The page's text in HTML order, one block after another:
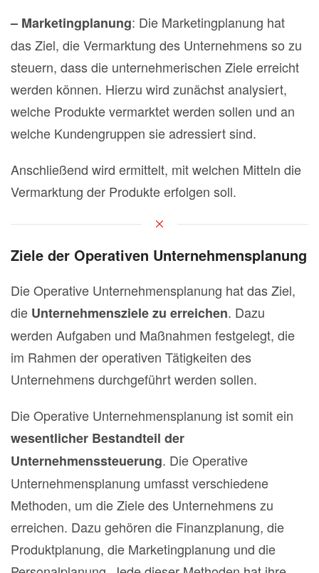
– Marketingplanung: Die Marketingplanung hat
das Ziel, die Vermarktung des Unternehmens so zu
steuern, dass die unternehmerischen Ziele erreicht
werden können. Hierzu wird zunächst analysiert,
welche Produkte vermarktet werden sollen und an
welche Kundengruppen sie adressiert sind.
Anschließend wird ermittelt, mit welchen Mitteln die
Vermarktung der Produkte erfolgen soll.
Ziele der Operativen Unternehmensplanung
Die Operative Unternehmensplanung hat das Ziel,
die Unternehmensziele zu erreichen. Dazu
werden Aufgaben und Maßnahmen festgelegt, die
im Rahmen der operativen Tätigkeiten des
Unternehmens durchgeführt werden sollen.
Die Operative Unternehmensplanung ist somit ein
wesentlicher Bestandteil der
Unternehmenssteuerung. Die Operative
Unternehmensplanung umfasst verschiedene
Methoden, um die Ziele des Unternehmens zu
erreichen. Dazu gehören die Finanzplanung, die
Produktplanung, die Marketingplanung und die